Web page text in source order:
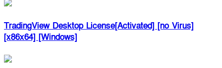
TradingView Desktop License[Activated] [no Virus]
[x86x64] [Windows]